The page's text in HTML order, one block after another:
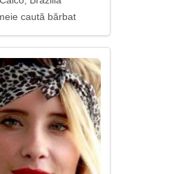
caută bărbat